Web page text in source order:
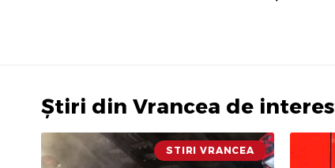
Știri din Vrancea de interes
STIRI VRANCEA